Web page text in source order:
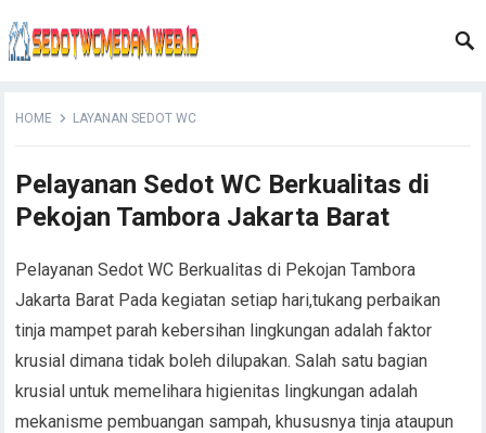
HOME LAYANAN SEDOT WC
Pelayanan Sedot WC Berkualitas di
Pekojan Tambora Jakarta Barat
Pelayanan Sedot WC Berkualitas di Pekojan Tambora
Jakarta Barat Pada kegiatan setiap hari,tukang perbaikan
tinja mampet parah kebersihan lingkungan adalah faktor
krusial dimana tidak boleh dilupakan. Salah satu bagian
krusial untuk memelihara higienitas lingkungan adalah
mekanisme pembuangan sampah, khususnya tinja ataupun